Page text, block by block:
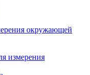
окружающей
измерения